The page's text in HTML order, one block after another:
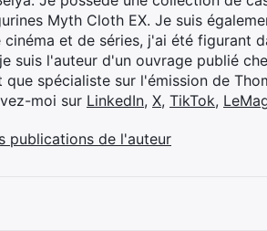
Myth Cloth EX. Je suis
cinéma et de séries, j'ai été figurant
suis l'auteur d'un ouvrage publié
que spécialiste sur l'émission de
moi sur LinkedIn, X, TikTok,
publications de l'auteur